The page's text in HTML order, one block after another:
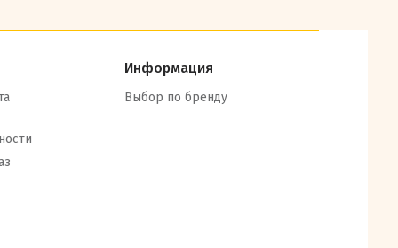
Информация
Выбор по бренду